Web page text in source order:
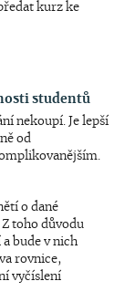
kurz ke
studentů
nekoupí. Je lepší
od
o dané
toho důvodu
bude v nich
rovnice,
vyčíslení